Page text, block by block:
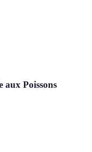
aux Poissons